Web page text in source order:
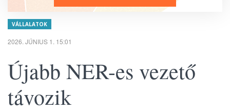
VÁLLALATOK
2026. JÚNIUS 1. 15:01
Újabb NER-es vezető
távozik